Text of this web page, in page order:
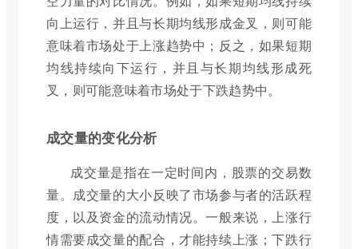
向上运行，并且与长期均线形成金叉，则可能
意味着市场处于上涨趋势中；反之，如果短期
均线持续向下运行，并且与长期均线形成死
叉，则可能意味着市场处于下跌趋势中。
成交量的变化分析
成交量是指在一定时间内，股票的交易数
量。成交量的大小反映了市场参与者的活跃程
度，以及资金的流动情况。一般来说，上涨行
情需要成交量的配合，才能持续上涨；下跌行